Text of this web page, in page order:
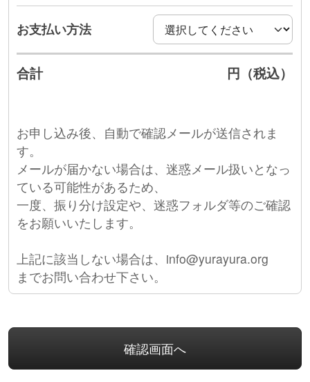
お支払い方法
合計 円（税込）
お申し込み後、自動で確認メールが送信されま
す。
メールが届かない場合は、迷惑メール扱いとなっ
ている可能性があるため、
一度、振り分け設定や、迷惑フォルダ等のご確認
をお願いいたします。
上記に該当しない場合は、info@yurayura.org
までお問い合わせ下さい。